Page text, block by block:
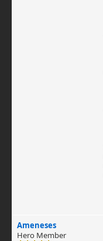
Ameneses
Hero Member